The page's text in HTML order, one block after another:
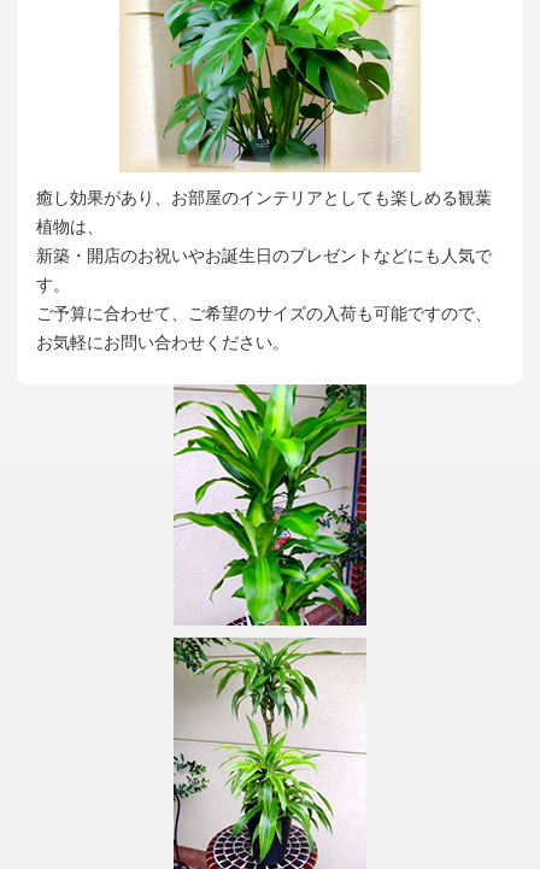
癒し効果があり、お部屋のインテリアとしても楽しめる観葉
植物は、
新築・開店のお祝いやお誕生日のプレゼントなどにも人気で
す。
ご予算に合わせて、ご希望のサイズの入荷も可能ですので、
お気軽にお問い合わせください。